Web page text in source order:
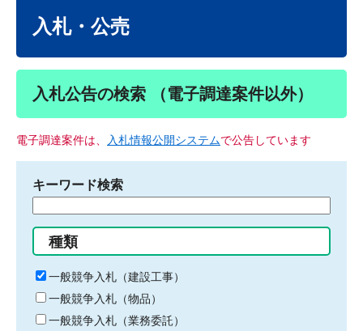
入札・公売
入札公告の検索 （電子調達案件以外）
電子調達案件は、 入札情報公開システムで公告しています
キーワード検索
る
キ
ー
ワ
ー
種類
一般競争入札（建設工事）
一般競争入札（物品）
一般競争入札（業務委託）